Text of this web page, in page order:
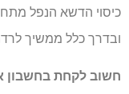
ובדרך כלל ממשיך
חשוב לקחת בחשבון